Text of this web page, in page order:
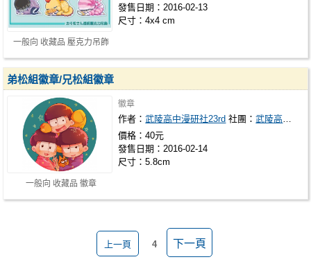
一般向 收藏品 壓克力吊飾
發售日期：2016-02-13
尺寸：4x4 cm
一般向 收藏品 徽章
弟松組徽章/兄松組徽章
徽章
作者：武陵高中漫研社23rd 社團：武陵高中漫研社23rd
價格：40元
發售日期：2016-02-14
尺寸：5.8cm
上一頁 4 下一頁